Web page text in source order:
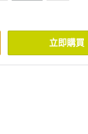
立即購買